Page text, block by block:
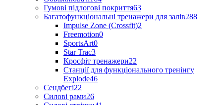
Гумові підлогові покриття63
Багатофункціональні тренажери для залів288
Impulse Zone (Crossfit)2
Freemotion0
SportsArt0
Star Trac3
Кросфіт тренажери22
Станції для функціонального тренінгу
Explode46
Сендбегі22
Силові рами26